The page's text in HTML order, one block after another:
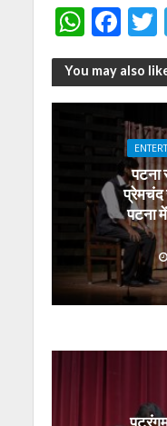
W
h
at
s
p
F
ac
e
b
o
o
k
You may also
पटना
प्रेमचंद
पटना